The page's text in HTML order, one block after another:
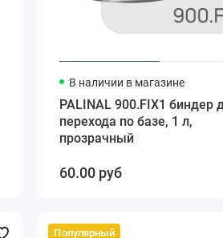
В наличии в магазине
PALINAL 900.FIX1 биндер
перехода по базе, 1 л,
прозрачный
60.00 руб
Популярный